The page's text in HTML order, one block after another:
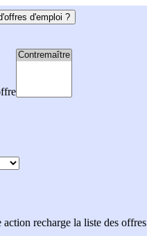
d'emploi ?
action recharge la liste des offres